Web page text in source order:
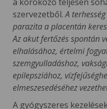
szervezetből.A
parazita a placentán
Az akut fertőzés spontán
elhalásához, értelmi
szemgyulladáshoz,
epilepsziához,
elmeszesedéséhez
A gyógyszeres